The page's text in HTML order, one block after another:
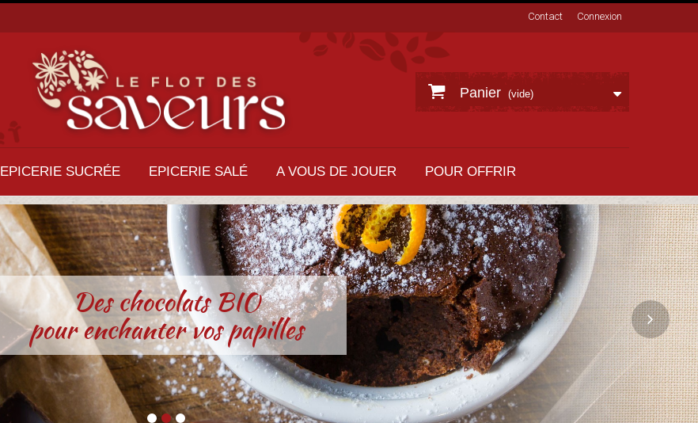
Connexion
Contact
Panier (vide)
EPICERIE SUCRÉE EPICERIE SALÉ A VOUS DE JOUER POUR OFFRIR
Des chocolats BIO
pour enchanter vos papilles